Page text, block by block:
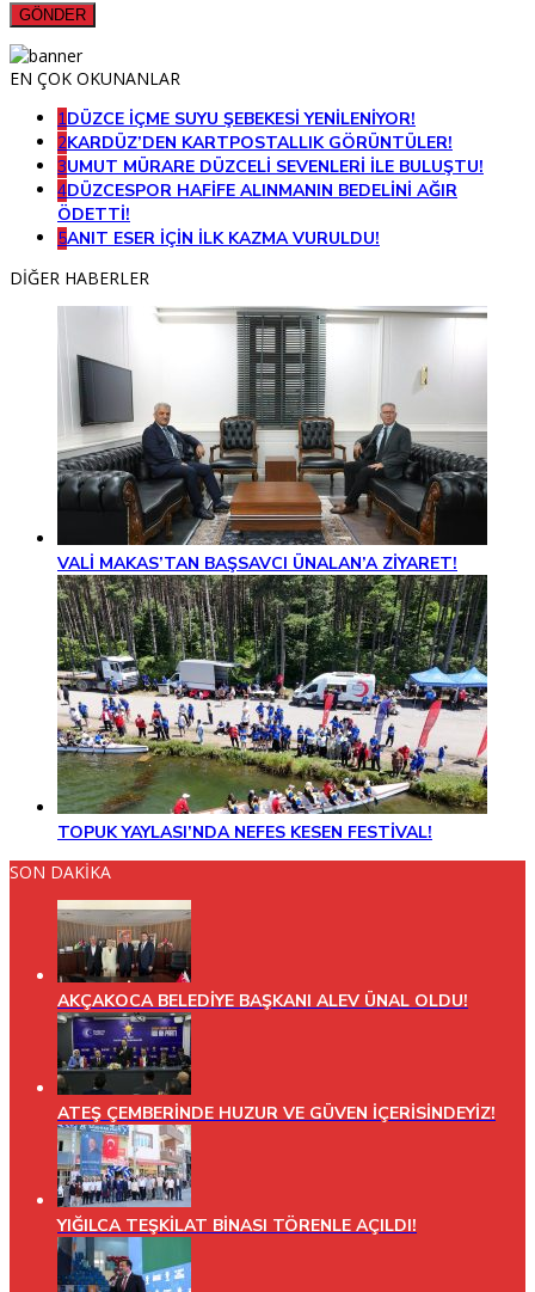
EN ÇOK OKUNANLAR
1DÜZCE İÇME SUYU ŞEBEKESİ YENİLENİYOR!
2KARDÜZ’DEN KARTPOSTALLIK GÖRÜNTÜLER!
3UMUT MÜRARE DÜZCELİ SEVENLERİ İLE BULUŞTU!
4DÜZCESPOR HAFİFE ALINMANIN BEDELİNİ AĞIR
ÖDETTİ!
5ANIT ESER İÇİN İLK KAZMA VURULDU!
DİĞER HABERLER
VALİ MAKAS’TAN BAŞSAVCI ÜNALAN’A ZİYARET!
TOPUK YAYLASI’NDA NEFES KESEN FESTİVAL!
SON DAKİKA
AKÇAKOCA BELEDİYE BAŞKANI ALEV ÜNAL OLDU!
ATEŞ ÇEMBERİNDE HUZUR VE GÜVEN İÇERİSİNDEYİZ!
YIĞILCA TEŞKİLAT BİNASI TÖRENLE AÇILDI!